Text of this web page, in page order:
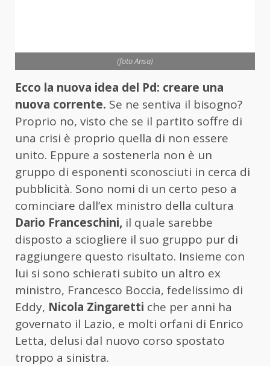
(foto Ansa)
Ecco la nuova idea del Pd: creare una
nuova corrente. Se ne sentiva il bisogno?
Proprio no, visto che se il partito soffre di
una crisi è proprio quella di non essere
unito. Eppure a sostenerla non è un
gruppo di esponenti sconosciuti in cerca di
pubblicità. Sono nomi di un certo peso a
cominciare dall’ex ministro della cultura
Dario Franceschini, il quale sarebbe
disposto a sciogliere il suo gruppo pur di
raggiungere questo risultato. Insieme con
lui si sono schierati subito un altro ex
ministro, Francesco Boccia, fedelissimo di
Eddy, Nicola Zingaretti che per anni ha
governato il Lazio, e molti orfani di Enrico
Letta, delusi dal nuovo corso spostato
troppo a sinistra.